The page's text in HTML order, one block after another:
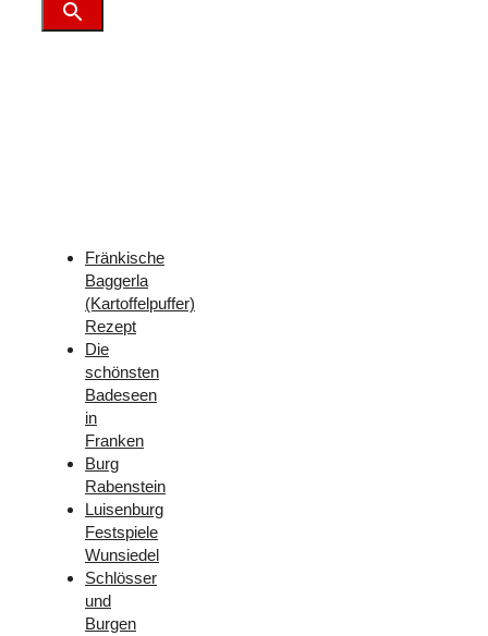
Fränkische
Baggerla
(Kartoffelpuffer)
Rezept
Die
schönsten
Badeseen
in
Franken
Burg
Rabenstein
Luisenburg
Festspiele
Wunsiedel
Schlösser
und
Burgen